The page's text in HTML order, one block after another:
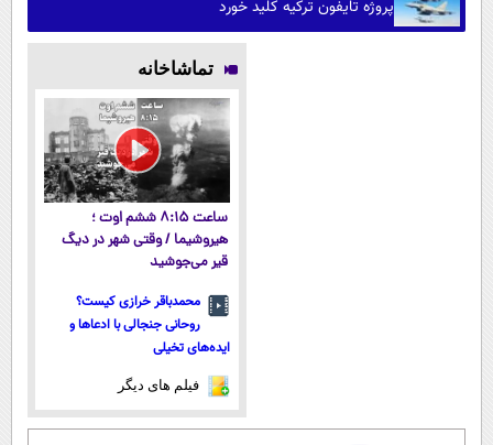
پروژه تایفون ترکیه کلید خورد
تماشاخانه
ساعت ۸:۱۵ ششم اوت ؛
هیروشیما / وقتی شهر در دیگ
قیر می‌جوشید
محمدباقر خرازی کیست؟
روحانی جنجالی با ادعاها و
ایده‌های تخیلی
فیلم های دیگر